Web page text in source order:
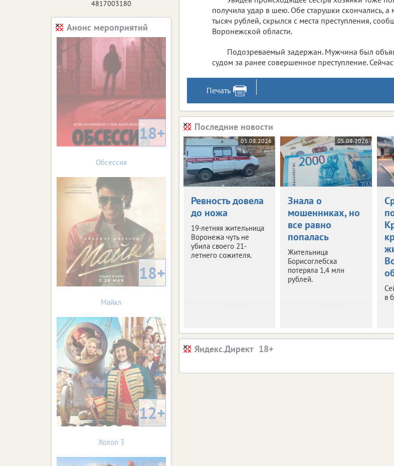
получила удар в шею. Обе старушки скончались,
тысяч рублей, скрылся с места преступления,
Воронежской области.
Подозреваемый задержан. Мужчина был
судом за ранее совершенное преступление.
Печать
Последние новости
05.08.2026
Ревность довела
до ножа
19-летняя жительница
Воронежа чуть не
убила своего 21-
летнего сожителя.
05.08.2026
Знала о
мошенниках, но
все равно
попалась
Жительница
Борисоглебска
потеряла 1,4 млн
рублей.
в
Яндекс.Директ
4817003180
Анонс мероприятий
18+
Обсессия
18+
Майкл
12+
Холоп 3